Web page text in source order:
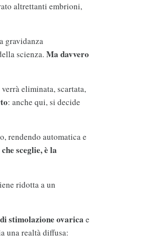
altrettanti embrioni,
gravidanza
scienza. Ma davvero
eliminata, scartata,
: anche qui, si decide
rendendo automatica e
sceglie, è la
ridotta a un
stimolazione ovarica e
una realtà diffusa: